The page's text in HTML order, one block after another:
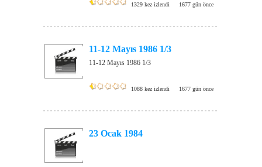
1329 kez izlendi 1677 gün önce
11-12 Mayıs 1986 1/3
11-12 Mayıs 1986 1/3
1088 kez izlendi 1677 gün önce
23 Ocak 1984